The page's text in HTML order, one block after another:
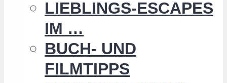
LIEBLINGS-ESCAPES
IM …
BUCH- UND
FILMTIPPS